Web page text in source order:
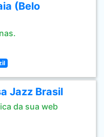
(Belo
Jazz Brasil
da sua web